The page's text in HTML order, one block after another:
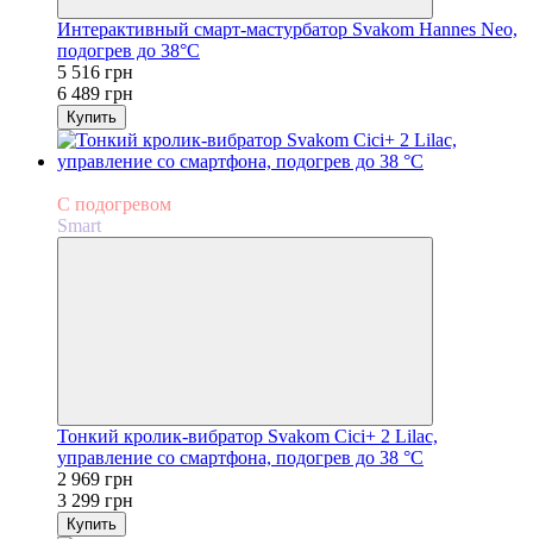
Интерактивный смарт-мастурбатор Svakom Hannes Neo,
подогрев до 38°C
5 516 грн
6 489 грн
Купить
С подогревом
Smart
Тонкий кролик-вибратор Svakom Cici+ 2 Lilac,
управление со смартфона, подогрев до 38 °C
2 969 грн
3 299 грн
Купить